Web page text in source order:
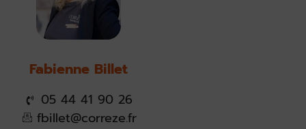
Fabienne Billet
05 44 41 90 26
fbillet@correze.fr